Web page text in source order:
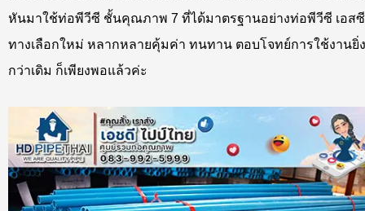
หันมาใช้ท่อพีวีซี ชั้นคุณภาพ 7 ที่ได้มาตรฐานอย่างท่อพีวีซี เอส
ทางเลือกใหม่ หลากหลายคุ้มค่า ทนทาน ตอบโจทย์การใช้งานยิ่ง
กว่าเดิม ก็เพียงพอแล้วค่ะ